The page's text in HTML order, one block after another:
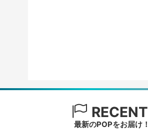
RECENT
最新のPOPをお届け！